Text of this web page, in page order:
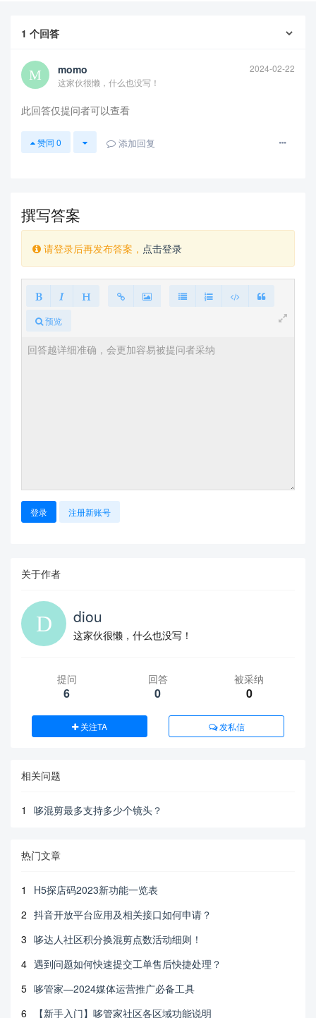
1 个回答
momo
2024-02-22
这家伙很懒，什么也没写！
此回答仅提问者可以查看
赞同 0 添加回复
撰写答案
请登录后再发布答案， 点击登录
预览
登录 注册新账号
关于作者
diou
这家伙很懒，什么也没写！
提问
6
回答
0
被采纳
0
关注TA 发私信
相关问题
1 哆混剪最多支持多少个镜头？
热门文章
1
H5探店码2023新功能一览表
2 抖音开放平台应用及相关接口如何申请？
3 哆达人社区积分换混剪点数活动细则！
4 遇到问题如何快速提交工单售后快捷处理？
5 哆管家—2024媒体运营推广必备工具
6
【新手入门】哆管家社区各区域功能说明